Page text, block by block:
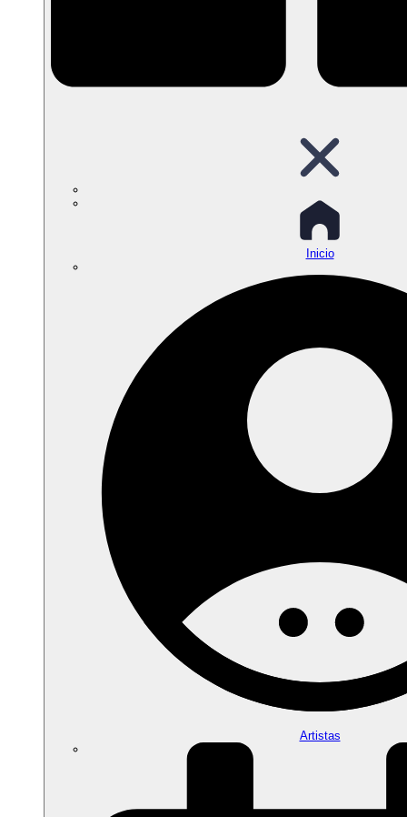
Inicio
Artistas